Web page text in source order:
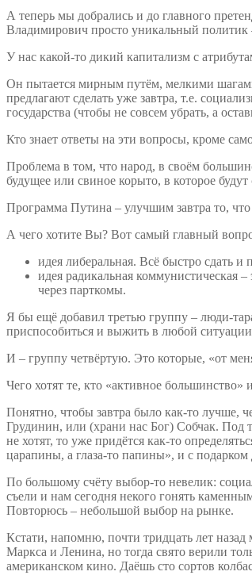
А теперь мы добрались и до главного
Владимирович просто уникальный политик
У нас какой-то дикий капитализм с
Он пытается мирным путём, мелкими
предлагают сделать уже завтра, т.е.
государства (чтобы не совсем убрать, а
Кто знает ответы на эти вопросы, кроме
Проблема в том, что народ, в своём
будущее или свиное корыто, в которое
Программа Путина – улучшим завтра то,
А чего хотите Вы? Вот самый главный
идея либеральная. Всё быстро сдать и
идея радикальная коммунистическая
через парткомы.
Я бы ещё добавил третью группу – люди-
приспособиться и выжить в любой
И – группу четвёртую. Это которые, «от
Чего хотят те, кто «активное большинство»
Понятно, чтобы завтра было как-то лучше,
Грудинин, или (храни нас Бог) Собчак. Под
не хотят, то уже придётся как-то
царапины, а глаза-то папины», и с подарком
По большому счёту выбор-то невелик:
съели и нам сегодня некого гонять
Повторюсь – небольшой выбор на рынке.
Кстати, напомню, почти тридцать лет
Маркса и Ленина, но тогда свято верили
американском кино. Даёшь сто сортов